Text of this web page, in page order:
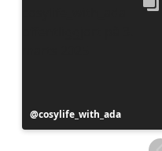
Opslag
offentliggjort
cosylife_with_ada